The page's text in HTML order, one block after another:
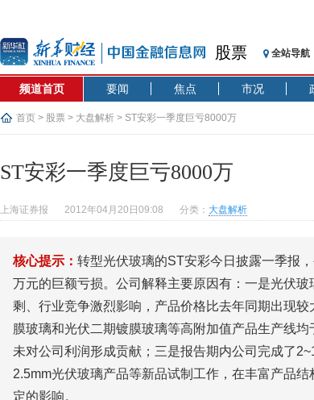
股票 全站导航
频道首页 要闻 焦点 市况
首页 > 股票 > 大盘解析 > ST安彩一季度巨亏8000万
ST安彩一季度巨亏8000万
上海证券报 2012年04月20日09:08 分类： 大盘解析
核心提示： 转型光伏玻璃的ST安彩今日披露一季报
万元的巨额亏损。公司解释主要原因有：一是光伏
剩、行业竞争激烈影响，产品价格比去年同期出现
膜玻璃和光伏二期镀膜玻璃等高附加值产品生产线
未对公司利润形成贡献；三是报告期内公司完成了
2.5mm光伏玻璃产品等新品试制工作，在丰富产品
定的影响。